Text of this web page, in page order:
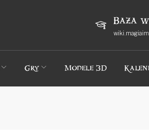
Baza
Gry Modele 3D